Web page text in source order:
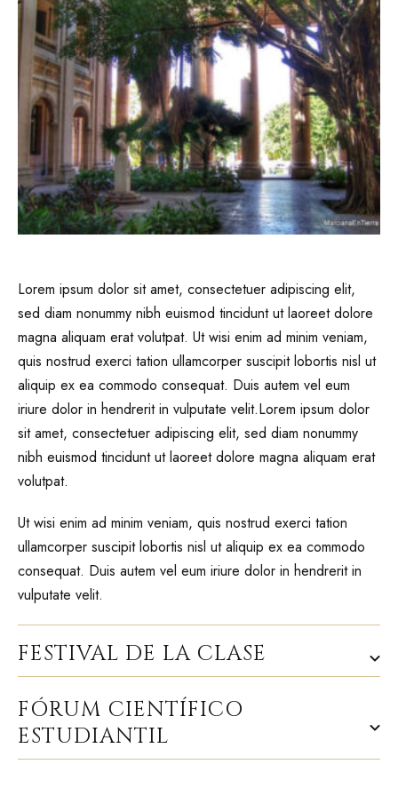
Lorem ipsum dolor sit amet, consectetuer adipiscing elit,
sed diam nonummy nibh euismod tincidunt ut laoreet dolore
magna aliquam erat volutpat. Ut wisi enim ad minim veniam,
quis nostrud exerci tation ullamcorper suscipit lobortis nisl ut
aliquip ex ea commodo consequat. Duis autem vel eum
iriure dolor in hendrerit in vulputate velit.Lorem ipsum dolor
sit amet, consectetuer adipiscing elit, sed diam nonummy
nibh euismod tincidunt ut laoreet dolore magna aliquam erat
volutpat.
Ut wisi enim ad minim veniam, quis nostrud exerci tation
ullamcorper suscipit lobortis nisl ut aliquip ex ea commodo
consequat. Duis autem vel eum iriure dolor in hendrerit in
vulputate velit.
FESTIVAL DE LA CLASE
FÓRUM CIENTÍFICO
ESTUDIANTIL